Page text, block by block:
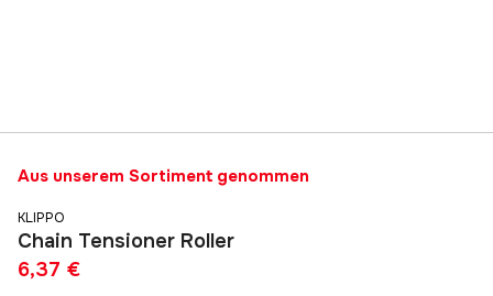
Aus unserem Sortiment genommen
KLIPPO
Chain Tensioner Roller
6,37 €